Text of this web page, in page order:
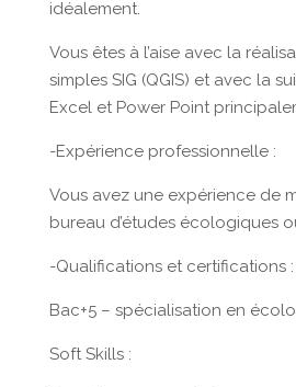
idéalement.
Vous êtes à l’aise avec la
simples SIG (QGIS) et avec la
Excel et Power Point
-Expérience professionnelle :
Vous avez une expérience de
bureau d’études écologiques
-Qualifications et certifications :
Bac+5 – spécialisation en
Soft Skills :